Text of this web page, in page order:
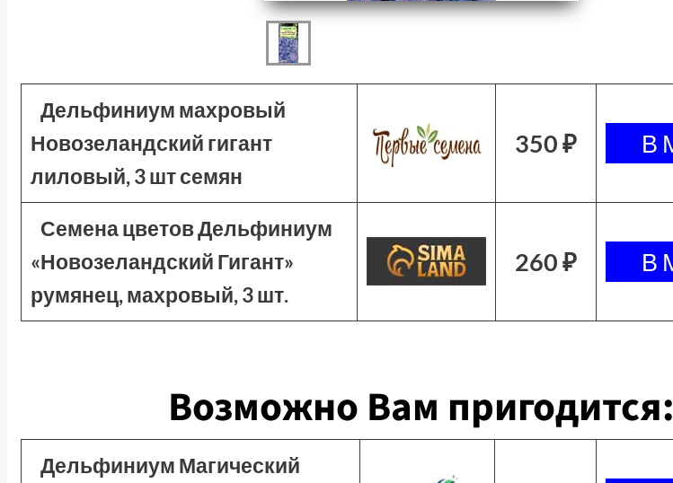
Дельфиниум махровый
Новозеландский гигант
лиловый, 3 шт семян
350 ₽
Семена цветов Дельфиниум
«Новозеландский Гигант»
румянец, махровый, 3 шт.
260 ₽
Возможно Вам пригодится:
Дельфиниум Магический